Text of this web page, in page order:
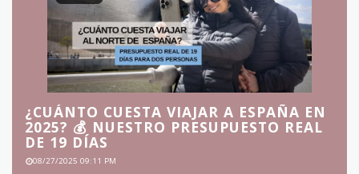
¿CUÁNTO CUESTA VIAJAR A ESPAÑA EN
2025? 💰 NUESTRO PRESUPUESTO REAL
DE 19 DÍAS
08/27/2025 09:11 PM